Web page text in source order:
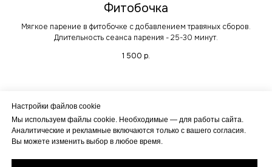
Фитобочка
Мягкое парение в фитобочке с добавлением травяных сборов.
Длительность сеанса парения - 25-30 минут.
1 500 р.
Политика конфиденциальности
Настройки файлов cookie
Мы используем файлы cookie. Необходимые — для работы сайта.
Аналитические и рекламные включаются только с вашего согласия.
Вы можете изменить выбор в любое время.